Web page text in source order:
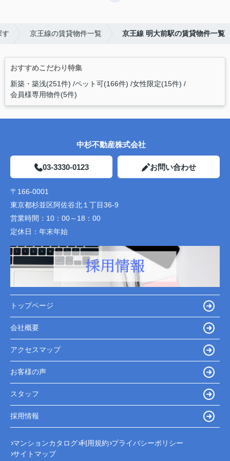
す 京王線の賃貸物件一覧 京王線 明大前駅の賃貸物件一覧
おすすめこだわり特集
新築・築浅(251件) ペット可(166件) 女性限定(15件)
会員様専用物件(5件)
中杉不動産株式会社
03-3330-0123 お問い合わせ
〒166-0001
東京都杉並区阿佐谷北１丁目36-9
営業時間： 10：00～18：00
定休日： 年末年始
トップページ
会社概要
アクセスマップ
お客様の声
スタッフ
採用情報
マンションカタログ 利用規約 プライバシーポリシー
サイトマップ